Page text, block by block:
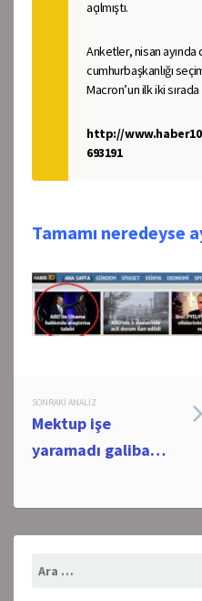
açılmıştı.
Anketler, nisan
cumhurbaşkanlığı
Macron’un ilk iki
http://
693191
Tamamı neredeyse
Post
navigation
SONRAKI ANALIZ
Mektup işe
yaramadı galiba…